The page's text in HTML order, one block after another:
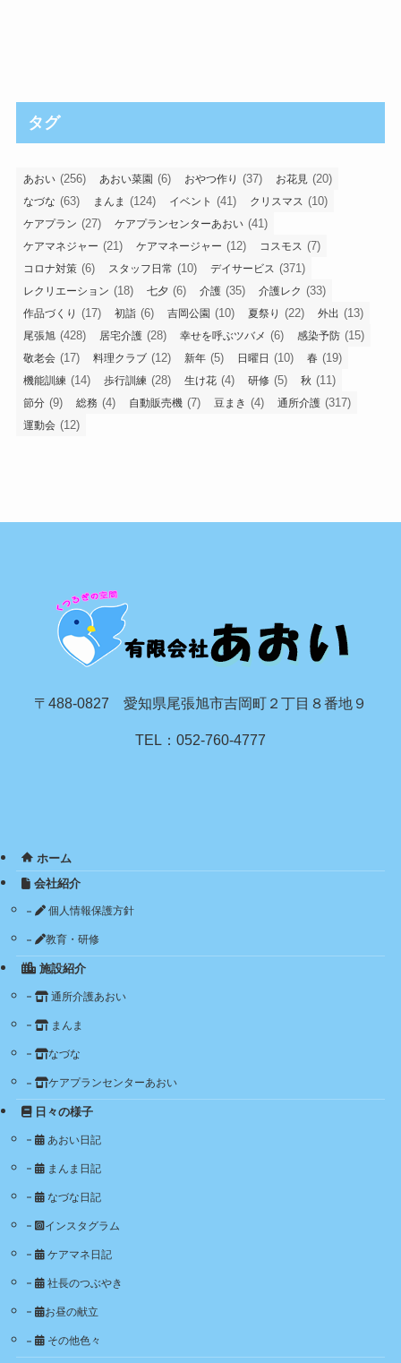
タグ
あおい (256) あおい菜園 (6) おやつ作り (37) お花見 (20)
なづな (63) まんま (124) イベント (41) クリスマス (10)
ケアプラン (27) ケアプランセンターあおい (41)
ケアマネジャー (21) ケアマネージャー (12) コスモス (7)
コロナ対策 (6) スタッフ日常 (10) デイサービス (371)
レクリエーション (18) 七夕 (6) 介護 (35) 介護レク (33)
作品づくり (17) 初詣 (6) 吉岡公園 (10) 夏祭り (22) 外出 (13)
尾張旭 (428) 居宅介護 (28) 幸せを呼ぶツバメ (6) 感染予防 (15)
敬老会 (17) 料理クラブ (12) 新年 (5) 日曜日 (10) 春 (19)
機能訓練 (14) 歩行訓練 (28) 生け花 (4) 研修 (5) 秋 (11)
節分 (9) 総務 (4) 自動販売機 (7) 豆まき (4) 通所介護 (317)
運動会 (12)
〒488-0827 愛知県尾張旭市吉岡町２丁目８番地９
TEL：052-760-4777
ホーム
会社紹介
個人情報保護方針
教育・研修
施設紹介
通所介護あおい
まんま
なづな
ケアプランセンターあおい
日々の様子
あおい日記
まんま日記
なづな日記
インスタグラム
ケアマネ日記
社長のつぶやき
お昼の献立
その他色々